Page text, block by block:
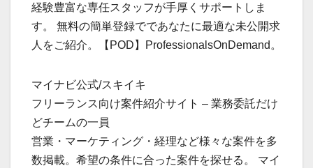
経験豊富な専任スタッフが手厚くサポートしま
す。 無料の簡単登録でであなたに最適な未公開求
人をご紹介。【POD】ProfessionalsOnDemand。
マイナビ公式/スキイキ
フリーランス向け案件紹介サイト – 業務委託だけ
どチームの一員
営業・マーケティング・経理など様々な案件を多
数掲載。希望の条件に合った案件を探せる。 マイ